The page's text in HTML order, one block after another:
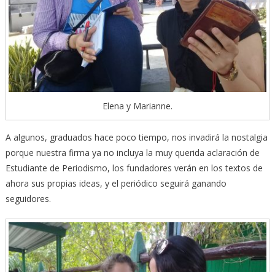
Elena y Marianne.
A algunos, graduados hace poco tiempo, nos invadirá la nostalgia
porque nuestra firma ya no incluya la muy querida aclaración de
Estudiante de Periodismo, los fundadores verán en los textos de
ahora sus propias ideas, y el periódico seguirá ganando
seguidores.